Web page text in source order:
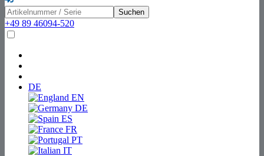
Suchen
+49 89 46094-520
DE
EN
DE
ES
FR
PT
IT